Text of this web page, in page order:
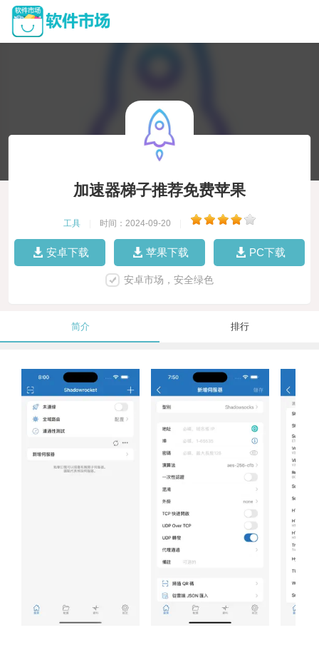
加速器梯子推荐免费苹果
工具 时间：2024-09-20
安卓下载 苹果下载 PC下载
安卓市场，安全绿色
简介 排行